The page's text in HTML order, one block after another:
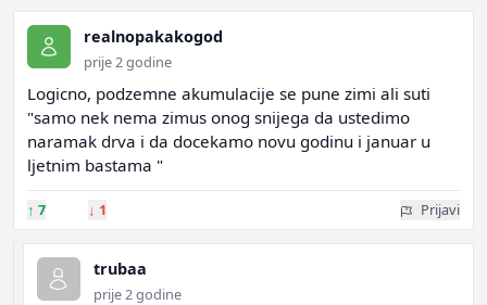
realnopakakogod
prije 2 godine
Logicno, podzemne akumulacije se pune zimi ali suti
"samo nek nema zimus onog snijega da ustedimo
naramak drva i da docekamo novu godinu i januar u
ljetnim bastama "
↑ 7 ↓ 1 Prijavi
trubaa
prije 2 godine